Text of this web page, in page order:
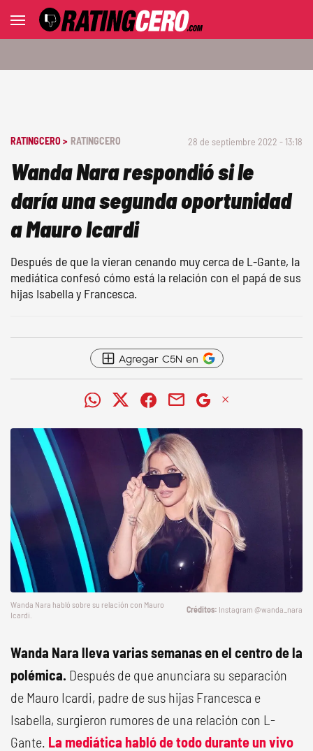
RATINGCERO > RATINGCERO 28 de septiembre 2022 - 13:18
Wanda Nara respondió si le
daría una segunda oportunidad
a Mauro Icardi
Después de que la vieran cenando muy cerca de L-Gante, la
mediática confesó cómo está la relación con el papá de sus
hijas Isabella y Francesca.
Agregar C5N en
Wanda Nara habló sobre su relación con Mauro
Icardi.
Instagram @wanda_nara
Wanda Nara lleva varias semanas en el centro de la
polémica. Después de que anunciara su separación
de Mauro Icardi, padre de sus hijas Francesca e
Isabella, surgieron rumores de una relación con L-
Gante. La mediática habló de todo durante un vivo